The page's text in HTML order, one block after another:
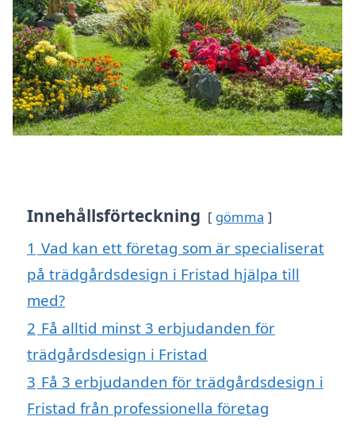
Innehållsförteckning gömma
1 Vad kan ett företag som är specialiserat
på trädgårdsdesign i Fristad hjälpa till
med?
2 Få alltid minst 3 erbjudanden för
trädgårdsdesign i Fristad
3 Få 3 erbjudanden för trädgårdsdesign i
Fristad från professionella företag